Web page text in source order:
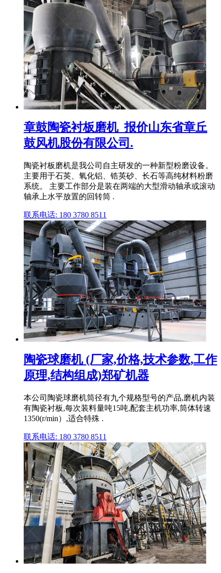
章鼓陶瓷衬板磨机_报价山东省章丘
鼓风机股份有限公司.
陶瓷衬板磨机是我公司自主研发的一种新型粉磨设备。
主要用于石英、氧化铝、锆英砂、长石等高纯材料粉磨
系统。 主要工作部分是装在两端的大型滑动轴承或滚动
轴承上水平放置的回转筒 .
联系电话: 180 3780 8511
陶瓷球磨机 (厂家,价格,技术参数,工作
原理,结构组成)郑矿机器
本公司陶瓷球磨机筒径有九个规格型号的产品,磨机内装
有陶瓷衬板,每次装料量吨15吨,配套主机功率,筒体转速
1350(r/min）,适合特殊 .
联系电话: 180 3780 8511